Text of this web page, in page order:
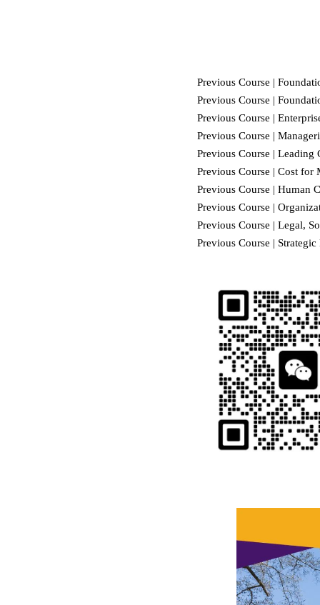
Previous Course |
Previous Course |
Previous Course |
Previous Course |
Previous Course |
Previous Course | Cost for
Previous Course | Human
Previous Course |
Previous Course | Legal,
Previous Course |